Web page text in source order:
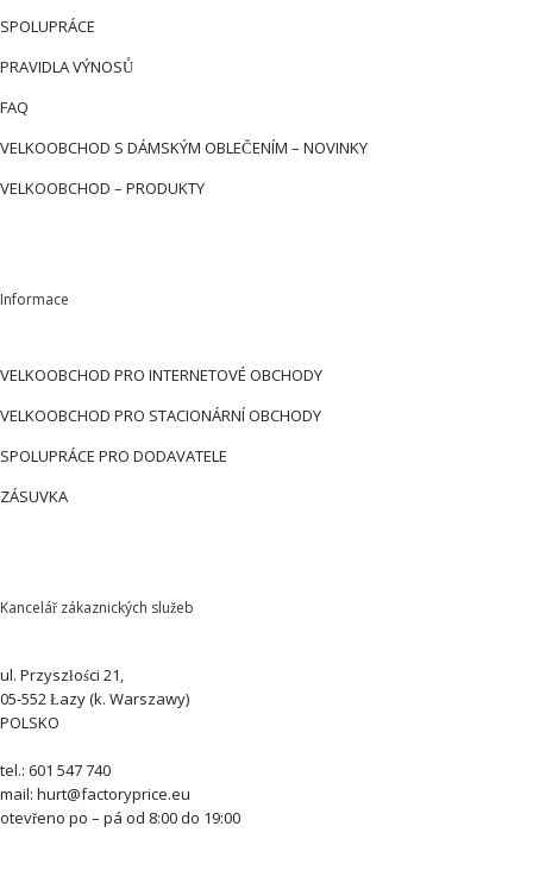
SPOLUPRÁCE
PRAVIDLA VÝNOSŮ
FAQ
VELKOOBCHOD S DÁMSKÝM OBLEČENÍM – NOVINKY
VELKOOBCHOD – PRODUKTY
Informace
VELKOOBCHOD PRO INTERNETOVÉ OBCHODY
VELKOOBCHOD PRO STACIONÁRNÍ OBCHODY
SPOLUPRÁCE PRO DODAVATELE
ZÁSUVKA
Kancelář zákaznických služeb
ul. Przyszłości 21,
05-552 Łazy (k. Warszawy)
POLSKO
tel.: 601 547 740
mail: hurt@factoryprice.eu
otevřeno po – pá od 8:00 do 19:00